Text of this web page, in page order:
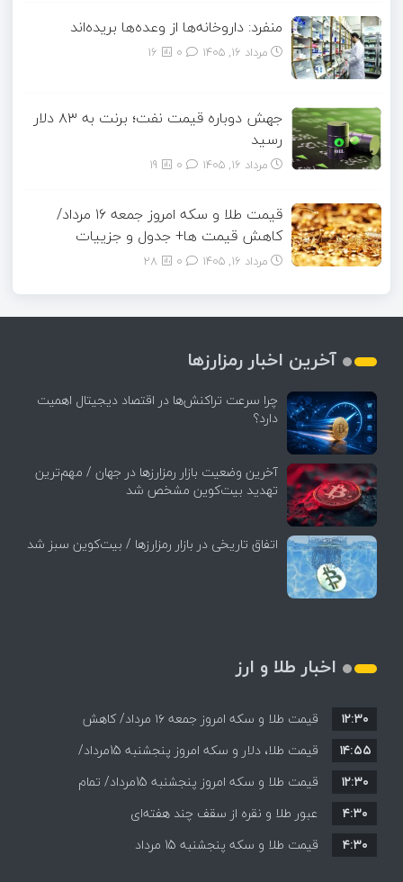
منفرد: داروخانه‌ها از وعده‌ها بریده‌اند
مرداد ۱۶, ۱۴۰۵ 16
جهش دوباره قیمت نفت؛ برنت به ۸۳ دلار
رسید
مرداد ۱۶, ۱۴۰۵ 19
قیمت طلا و سکه امروز جمعه ۱۶ مرداد/
کاهش قیمت ها+ جدول و جزییات
مرداد ۱۶, ۱۴۰۵ 28
آخرین اخبار رمزارزها
چرا سرعت تراکنش‌ها در اقتصاد دیجیتال اهمیت
دارد؟
آخرین وضعیت بازار رمزارزها در جهان / مهم‌ترین
تهدید بیت‌کوین مشخص شد
اتفاق تاریخی در بازار رمزارزها / بیت‌کوین سبز شد
اخبار طلا و ارز
قیمت طلا و سکه امروز جمعه ۱۶ مرداد/ کاهش
قیمت ها+ جدول و جزییات
۱۲:۳۰
قیمت طلا، دلار و سکه امروز پنجشنبه 15مرداد/
افزایش قیمت ها + جدول
۱۴:۵۵
قیمت طلا و سکه امروز پنجشنبه 15مرداد/ تمام
قیمت ها بر مدار افزایش + جدول
۱۲:۳۰
عبور طلا و نقره از سقف چند هفته‌ای
۴:۳۰
قیمت طلا و سکه پنجشنبه 15 مرداد
۴:۳۰